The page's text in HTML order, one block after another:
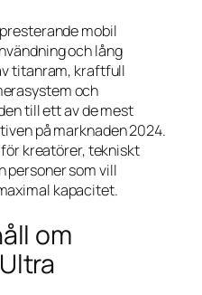
mobil
och lång
titanram, kraftfull
och
till ett av de mest
på marknaden 2024.
kreatörer, tekniskt
personer som vill
kapacitet.
om